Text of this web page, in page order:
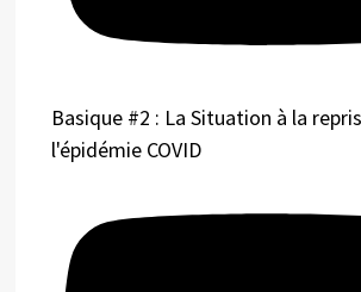
Basique #2 : La Situation à la
l'épidémie COVID